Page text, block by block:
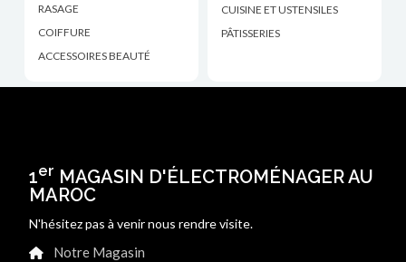
RASAGE
COIFFURE
ACCESSOIRES BEAUTÉ
CUISINE ET USTENSILES
PÂTISSERIES
1er MAGASIN D'ÉLECTROMÉNAGER AU
MAROC
N'hésitez pas à venir nous rendre visite.
Notre Magasin